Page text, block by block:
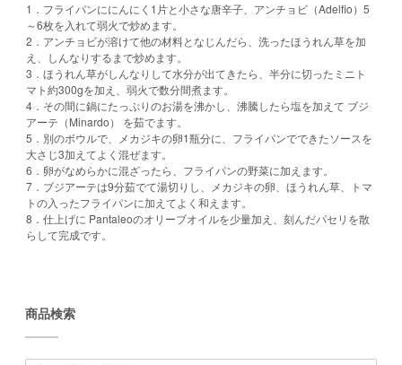
1．フライパンににんにく1片と小さな唐辛子、アンチョビ（Adelfio）5
～6枚を入れて弱火で炒めます。
2．アンチョビが溶けて他の材料となじんだら、洗ったほうれん草を加
え、しんなりするまで炒めます。
3．ほうれん草がしんなりして水分が出てきたら、半分に切ったミニト
マト約300gを加え、弱火で数分間煮ます。
4．その間に鍋にたっぷりのお湯を沸かし、沸騰したら塩を加えて ブジ
アーテ（Minardo） を茹でます。
5．別のボウルで、メカジキの卵1瓶分に、フライパンでできたソースを
大さじ3加えてよく混ぜます。
6．卵がなめらかに混ざったら、フライパンの野菜に加えます。
7．ブジアーテは9分茹でて湯切りし、メカジキの卵、ほうれん草、トマ
トの入ったフライパンに加えてよく和えます。
8．仕上げに Pantaleoのオリーブオイルを少量加え、刻んだパセリを散
らして完成です。
商品検索